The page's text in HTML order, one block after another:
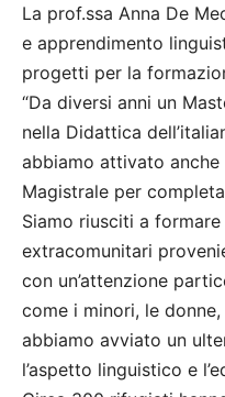
La prof.ssa Anna De
e apprendimento
progetti per la
“Da diversi anni un
nella Didattica
abbiamo attivato anche
Magistrale per
Siamo riusciti a
extracomunitari
con un’attenzione
come i minori, le
abbiamo avviato un
l’aspetto linguistico e